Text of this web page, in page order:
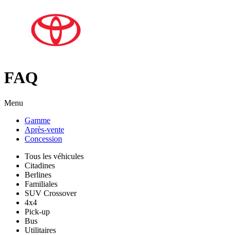
FAQ
Menu
Gamme
Après-vente
Concession
Tous les véhicules
Citadines
Berlines
Familiales
SUV Crossover
4x4
Pick-up
Bus
Utilitaires